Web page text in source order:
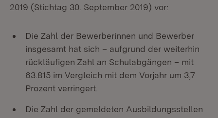
2019 (Stichtag 30. September 2019) vor:
Die Zahl der Bewerberinnen und Bewerber
insgesamt hat sich – aufgrund der weiterhin
rückläufigen Zahl an Schulabgängen – mit
63.815 im Vergleich mit dem Vorjahr um 3,7
Prozent verringert.
Die Zahl der gemeldeten Ausbildungsstellen